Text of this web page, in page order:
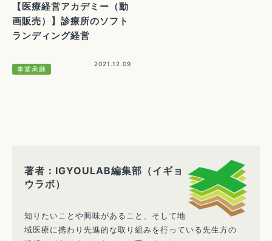
【医療経営アカデミー（動
画販売）】診療所のソフト
ランディング経営
事業承継
2021.12.09
著者：IGYOULAB編集部（イギョ
ウラボ）
知りたいことや興味があること、そして地
域医療に携わり先進的な取り組みを行っている先生方の